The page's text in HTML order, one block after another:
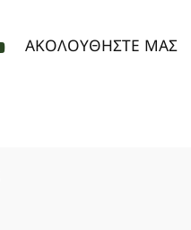
ΑΚΟΛΟΥΘΗΣΤΕ ΜΑΣ